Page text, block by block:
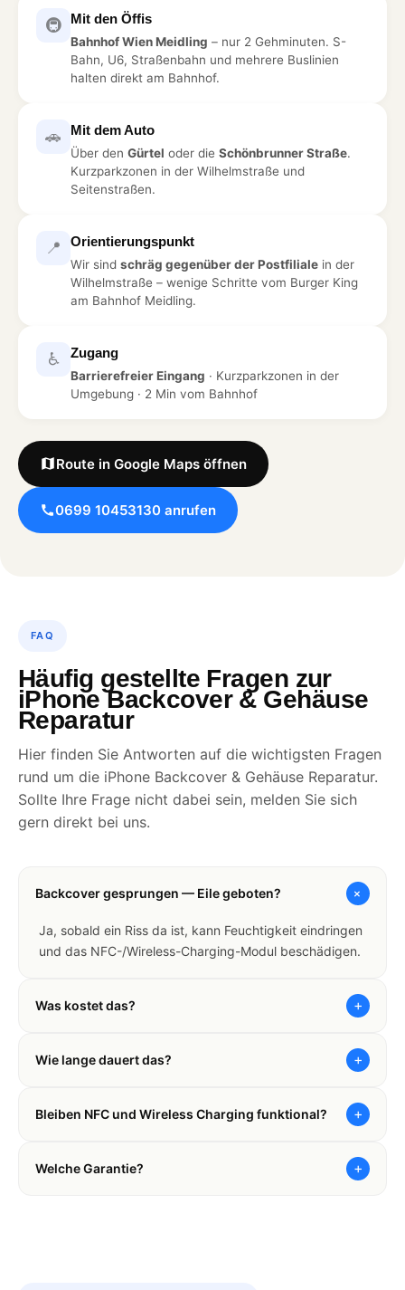
🚇 Mit den Öffis
Bahnhof Wien Meidling – nur 2 Gehminuten. S-
Bahn, U6, Straßenbahn und mehrere Buslinien
halten direkt am Bahnhof.
🚗 Mit dem Auto
Über den Gürtel oder die Schönbrunner Straße.
Kurzparkzonen in der Wilhelmstraße und
Seitenstraßen.
📍 Orientierungspunkt
Wir sind schräg gegenüber der Postfiliale in der
Wilhelmstraße – wenige Schritte vom Burger King
am Bahnhof Meidling.
♿ Zugang
Barrierefreier Eingang · Kurzparkzonen in der
Umgebung · 2 Min vom Bahnhof
Route in Google Maps öffnen
0699 10453130 anrufen
FAQ
Häufig gestellte Fragen zur
iPhone Backcover & Gehäuse
Reparatur
Hier finden Sie Antworten auf die wichtigsten Fragen
rund um die iPhone Backcover & Gehäuse Reparatur.
Sollte Ihre Frage nicht dabei sein, melden Sie sich
gern direkt bei uns.
Backcover gesprungen — Eile geboten? +
Ja, sobald ein Riss da ist, kann Feuchtigkeit eindringen
und das NFC-/Wireless-Charging-Modul beschädigen.
Was kostet das? +
Wie lange dauert das? +
Bleiben NFC und Wireless Charging funktional? +
Welche Garantie? +